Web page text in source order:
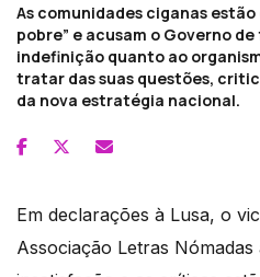
As comunidades ciganas
pobre” e acusam o Governo
indefinição quanto ao
tratar das suas questões,
da nova estratégia nacional.
Em declarações à Lusa, o
Associação Letras